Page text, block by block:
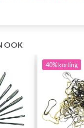
OOK
40%korting